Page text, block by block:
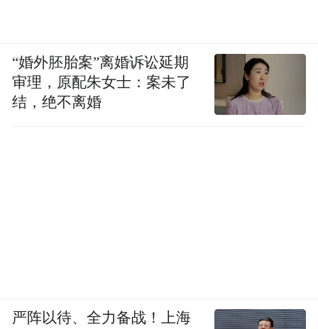
“婚外胚胎案”离婚诉讼延期
审理，原配朱女士：案未了
结，绝不离婚
严阵以待、全力备战！上海